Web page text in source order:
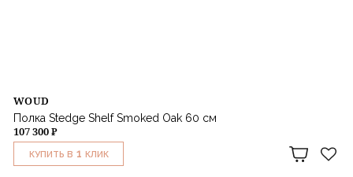
WOUD
Полка Stedge Shelf Smoked Oak 60 см
107 300 ₽
КУПИТЬ В 1 КЛИК